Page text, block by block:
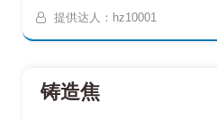
提供达人：hz10001
铸造焦